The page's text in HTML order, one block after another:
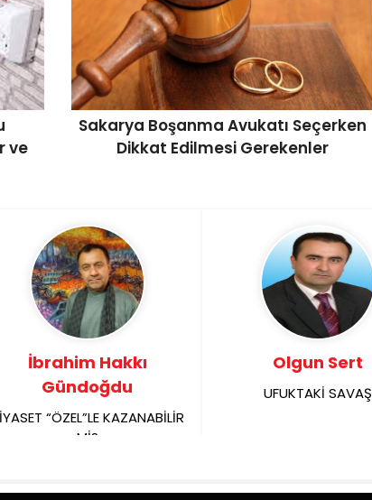
ve
Sakarya Boşanma Avukatı Seçerken
Dikkat Edilmesi Gerekenler
İbrahim Hakkı
Gündoğdu
“ÖZEL”LE KAZANABİLİR
Mİ?
Olgun Sert
UFUKTAKİ SAVAŞ